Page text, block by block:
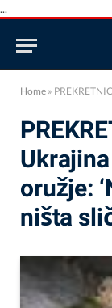
...
Home » PREKRETNICA
oružje:
ništa